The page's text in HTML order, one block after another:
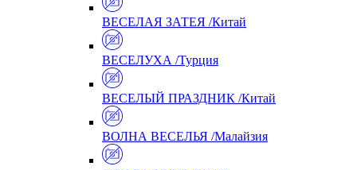
ВЕСЕЛАЯ ЗАТЕЯ /Китай
ВЕСЕЛУХА /Турция
ВЕСЕЛЫЙ ПРАЗДНИК /Китай
ВОЛНА ВЕСЕЛЬЯ /Малайзия